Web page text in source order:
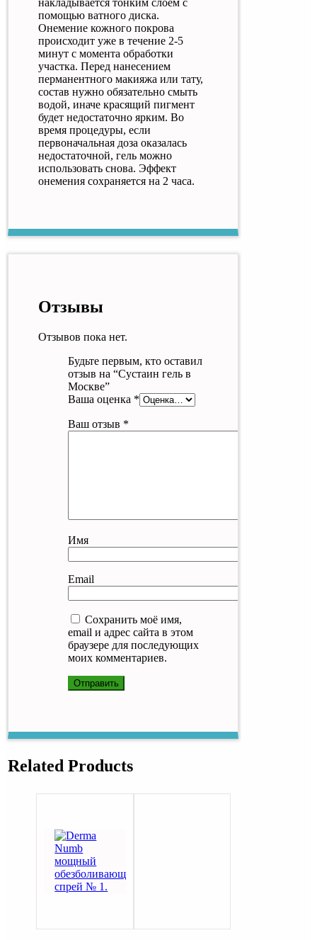
помощью ватного диска.
Онемение кожного покрова
происходит уже в течение 2-5
минут с момента обработки
участка. Перед нанесением
перманентного макияжа или тату,
состав нужно обязательно смыть
водой, иначе красящий пигмент
будет недостаточно ярким. Во
время процедуры, если
первоначальная доза оказалась
недостаточной, гель можно
использовать снова. Эффект
онемения сохраняется на 2 часа.
Отзывы
Отзывов пока нет.
Будьте первым, кто оставил
отзыв на “Сустаин гель в
Москве”
Ваша оценка *
Ваш отзыв *
Имя
Email
Сохранить моё имя,
email и адрес сайта в этом
браузере для последующих
моих комментариев.
Related Products